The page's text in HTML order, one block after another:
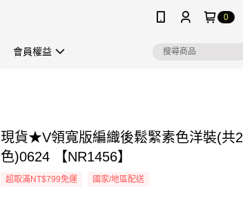
0
會員權益
現貨★V領寬版編織後鬆緊素色洋裝(共2
色)0624 【NR1456】
超取滿NT$799免運 國家/地區配送